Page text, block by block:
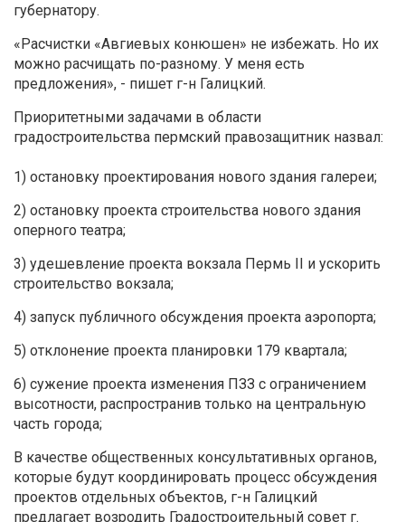
губернатору.
«Расчистки «Авгиевых конюшен» не избежать. Но их
можно расчищать по-разному. У меня есть
предложения», - пишет г-н Галицкий.
Приоритетными задачами в области
градостроительства пермский правозащитник назвал:
1) остановку проектирования нового здания галереи;
2) остановку проекта строительства нового здания
оперного театра;
3) удешевление проекта вокзала Пермь II и ускорить
строительство вокзала;
4) запуск публичного обсуждения проекта аэропорта;
5) отклонение проекта планировки 179 квартала;
6) сужение проекта изменения ПЗЗ с ограничением
высотности, распространив только на центральную
часть города;
В качестве общественных консультативных органов,
которые будут координировать процесс обсуждения
проектов отдельных объектов, г-н Галицкий
предлагает возродить Градостроительный совет г.